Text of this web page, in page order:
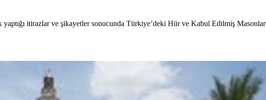
yaptığı itirazlar ve şikayetler sonucunda Türkiye’deki Hür ve Kabul Edilmiş